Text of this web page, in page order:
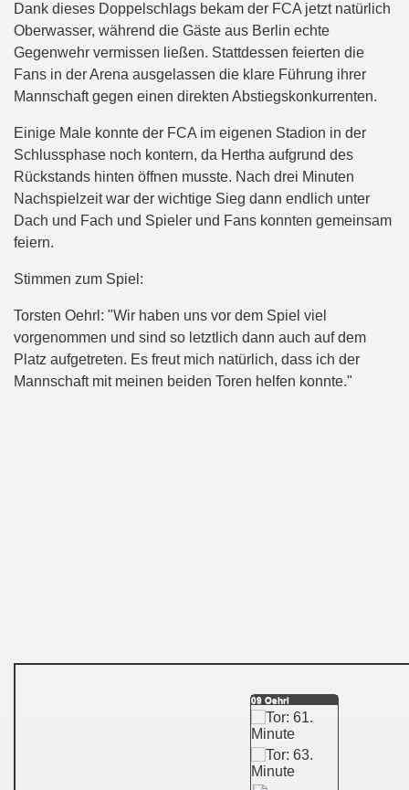
Dank dieses Doppelschlags bekam der FCA jetzt natürlich
Oberwasser, während die Gäste aus Berlin echte
Gegenwehr vermissen ließen. Stattdessen feierten die
Fans in der Arena ausgelassen die klare Führung ihrer
Mannschaft gegen einen direkten Abstiegskonkurrenten.
Einige Male konnte der FCA im eigenen Stadion in der
Schlussphase noch kontern, da Hertha aufgrund des
Rückstands hinten öffnen musste. Nach drei Minuten
Nachspielzeit war der wichtige Sieg dann endlich unter
Dach und Fach und Spieler und Fans konnten gemeinsam
feiern.
Stimmen zum Spiel:
Torsten Oehrl: "Wir haben uns vor dem Spiel viel
vorgenommen und sind so letztlich dann auch auf dem
Platz aufgetreten. Es freut mich natürlich, dass ich der
Mannschaft mit meinen beiden Toren helfen konnte."
09 Oehrl